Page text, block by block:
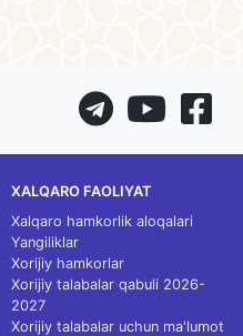
XALQARO FAOLIYAT
Xalqaro hamkorlik aloqalari
Yangiliklar
Xorijiy hamkorlar
Xorijiy talabalar qabuli 2026-
2027
Xorijiy talabalar uchun ma'lumot